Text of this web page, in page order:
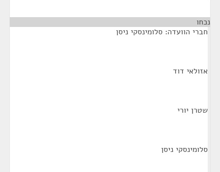
נכחו
חברי הוועדה: סלומינסקי ניסן
אזולאי דוד
שטרן יורי
סלומינסקי ניסן